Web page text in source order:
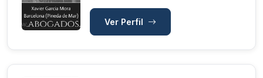
Ver Perfil